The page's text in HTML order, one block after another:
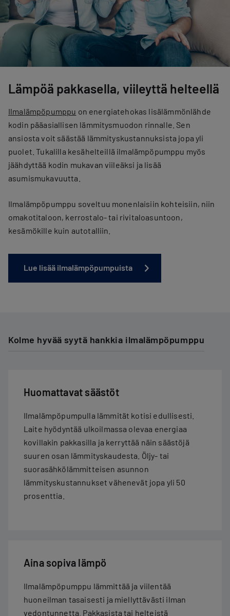
Lämpöä pakkasella, viileyttä helteellä
Ilmalämpöpumppu on energiatehokas lisälämmönlähde
kodin pääasiallisen lämmitysmuodon rinnalle. Sen
ansiosta voit säästää lämmityskustannuksista jopa yli
puolet. Tukalilla kesähelteillä ilmalämpöpumppu myös
jäähdyttää kodin mukavan viileäksi ja lisää
asumismukavuutta.
Ilmalämpöpumppu soveltuu monenlaisiin kohteisiin, niin
omakotitaloon, kerrostalo- tai rivitaloasuntoon,
kesämökille kuin autotalliin.
Lue lisää ilmalämpöpumpuista
Kolme hyvää syytä hankkia ilmalämpöpumppu
Huomattavat säästöt
Ilmalämpöpumpulla lämmität kotisi edullisesti.
Laite hyödyntää ulkoilmassa olevaa energiaa
kovillakin pakkasilla ja kerryttää näin säästöjä
suuren osan lämmityskaudesta. Öljy- tai
suorasähkölämmitteisen asunnon
lämmityskustannukset vähenevät jopa yli 50
prosenttia.
Aina sopiva lämpö
Ilmalämpöpumppu lämmittää ja viilentää
huoneilman tasaisesti ja miellyttävästi ilman
vedontunnetta. Pakkasista tai helteistä